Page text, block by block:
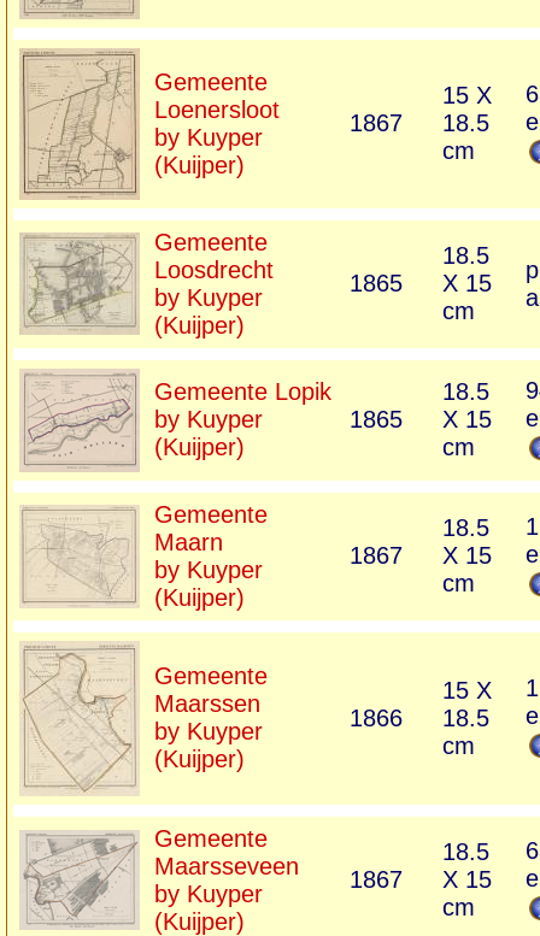
Gemeente
Loenersloot
by Kuyper
(Kuijper)
1867
15 X
18.5
cm
Gemeente
Loosdrecht
by Kuyper
(Kuijper)
1865
18.5
X 15
cm
Gemeente Lopik
by Kuyper
(Kuijper)
1865
18.5
X 15
cm
Gemeente
Maarn
by Kuyper
(Kuijper)
1867
18.5
X 15
cm
Gemeente
Maarssen
by Kuyper
(Kuijper)
1866
15 X
18.5
cm
Gemeente
Maarsseveen
by Kuyper
(Kuijper)
1867
18.5
X 15
cm